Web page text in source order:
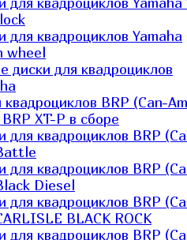
для квадроциклов Yamaha
wheel
диски для квадроциклов
квадроциклов BRP (Can-
XT-P в сборе
для квадроциклов BRP
для квадроциклов BRP
Diesel
для квадроциклов BRP
BLACK ROCK
для квадроциклов BRP